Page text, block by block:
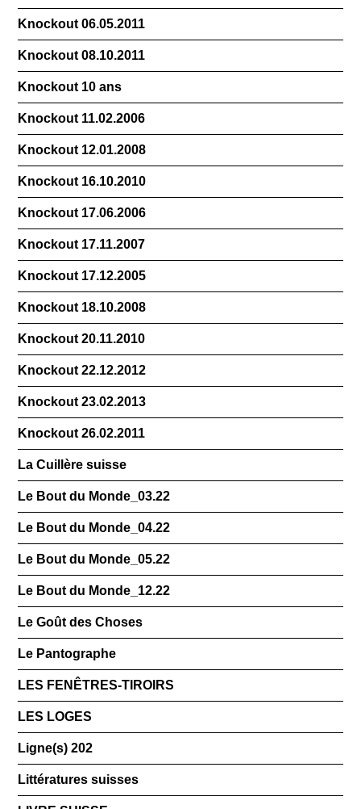
Knockout 06.05.2011
Knockout 08.10.2011
Knockout 10 ans
Knockout 11.02.2006
Knockout 12.01.2008
Knockout 16.10.2010
Knockout 17.06.2006
Knockout 17.11.2007
Knockout 17.12.2005
Knockout 18.10.2008
Knockout 20.11.2010
Knockout 22.12.2012
Knockout 23.02.2013
Knockout 26.02.2011
La Cuillère suisse
Le Bout du Monde_03.22
Le Bout du Monde_04.22
Le Bout du Monde_05.22
Le Bout du Monde_12.22
Le Goût des Choses
Le Pantographe
LES FENÊTRES-TIROIRS
LES LOGES
Ligne(s) 202
Littératures suisses